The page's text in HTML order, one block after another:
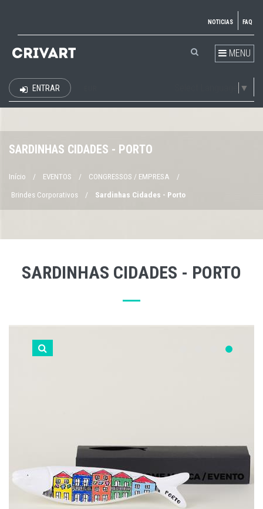
NOTICIAS FAQ
MENU
▼
ENTRAR
SARDINHAS CIDADES - PORTO
Início / EVENTOS / CONGRESSOS / EMPRESA /
Brindes Corporativos / Sardinhas Cidades - Porto
SARDINHAS CIDADES - PORTO